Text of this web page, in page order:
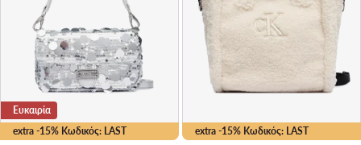
extra -15% Κωδικός: LAST
Ευκαιρία
extra -15% Κωδικός: LAST